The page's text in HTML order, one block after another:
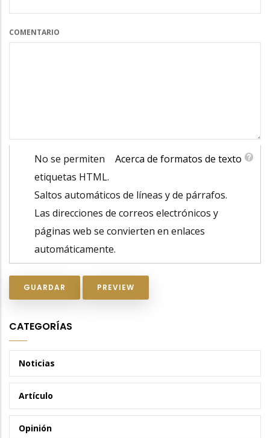
COMENTARIO
Acerca de formatos de texto
No se permiten
etiquetas HTML.
Saltos automáticos de líneas y de párrafos.
Las direcciones de correos electrónicos y
páginas web se convierten en enlaces
automáticamente.
CATEGORÍAS
Noticias
Artículo
Opinión